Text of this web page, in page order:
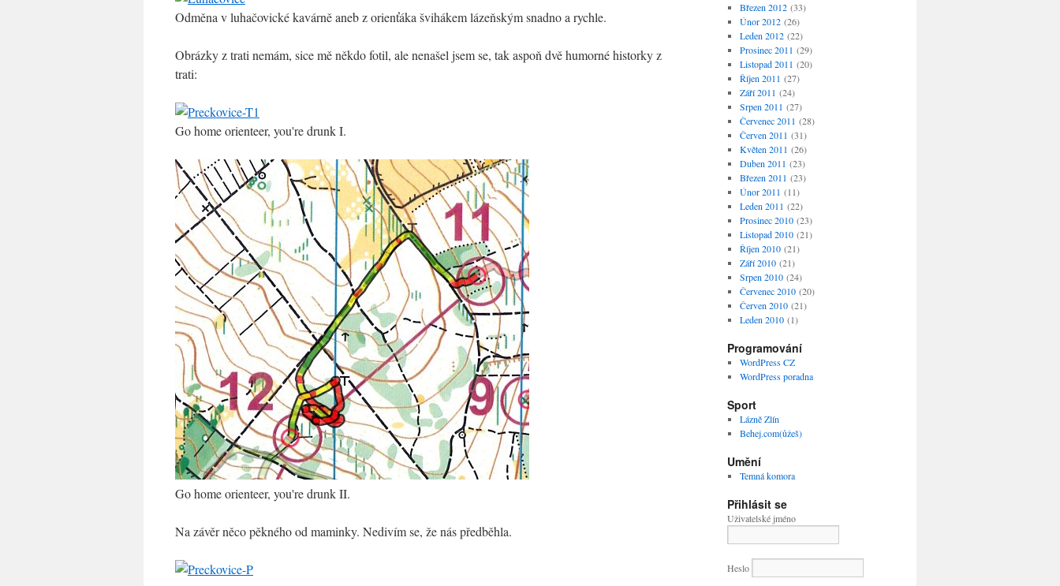
Odměna v luhačovické kavárně aneb z orienťáka švihákem lázeňským snadno a rychle.
Obrázky z trati nemám, sice mě někdo fotil, ale nenašel jsem se, tak aspoň dvě humorné historky z
trati:
Go home orienteer, you're drunk I.
Go home orienteer, you're drunk II.
Na závěr něco pěkného od maminky. Nedivím se, že nás předběhla.
Březen 2012(33)
Únor 2012(26)
Leden 2012(22)
Prosinec 2011 (29)
Listopad 2011 (20)
Říjen 2011 (27)
Září 2011 (24)
Srpen 2011 (27)
Červenec 2011 (28)
Červen 2011 (31)
Květen 2011 (26)
Duben 2011 (23)
Březen 2011 (23)
Únor 2011 (11)
Leden 2011 (22)
Prosinec 2010(23)
Listopad 2010(21)
Říjen 2010(21)
Září 2010(21)
Srpen 2010(24)
Červenec 2010(20)
Červen 2010(21)
Leden 2010(1)
Programování
WordPress CZ
WordPress poradna
Sport
Lázně Zlín
Behej.com(ůžeš)
Umění
Temná komora
Přihlásit se
Uživatelské jméno
Heslo